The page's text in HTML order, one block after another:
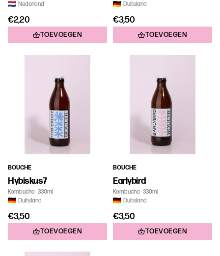
Nederland
€2,20
TOEVOEGEN
Duitsland
€3,50
TOEVOEGEN
BOUCHE
Hybiskus7
Kombucha 330ml
Duitsland
€3,50
TOEVOEGEN
BOUCHE
Earlybird
Kombucha 330ml
Duitsland
€3,50
TOEVOEGEN